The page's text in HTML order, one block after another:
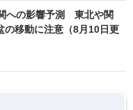
への影響予測 東北や関
移動に注意（8月10日更